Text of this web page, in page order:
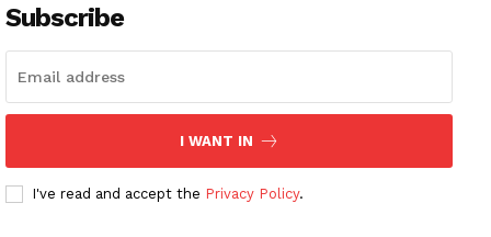
Subscribe
I WANT IN
I've read and accept the Privacy Policy.